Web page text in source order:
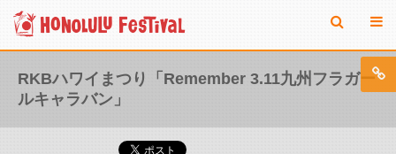
RKBハワイまつり「Remember 3.11九州フラガー
ルキャラバン」